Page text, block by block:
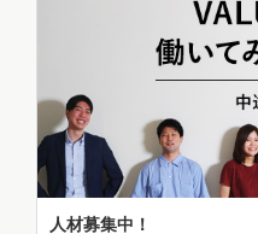
人材募集中！